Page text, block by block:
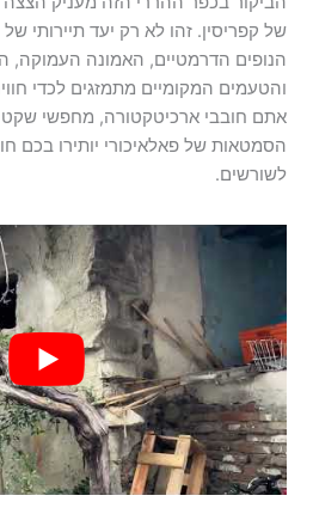
של קפריסין. זהו לא רק יעד תיירותי
הנופים הדרמטיים, האמונה העמוקה,
והטעמים המקומיים מתמזגים לכדי
אתם חובבי ארכיטקטורה, מחפשי שקט
הסמטאות של פאלאיכורי יותירו בכם
לשורשים.